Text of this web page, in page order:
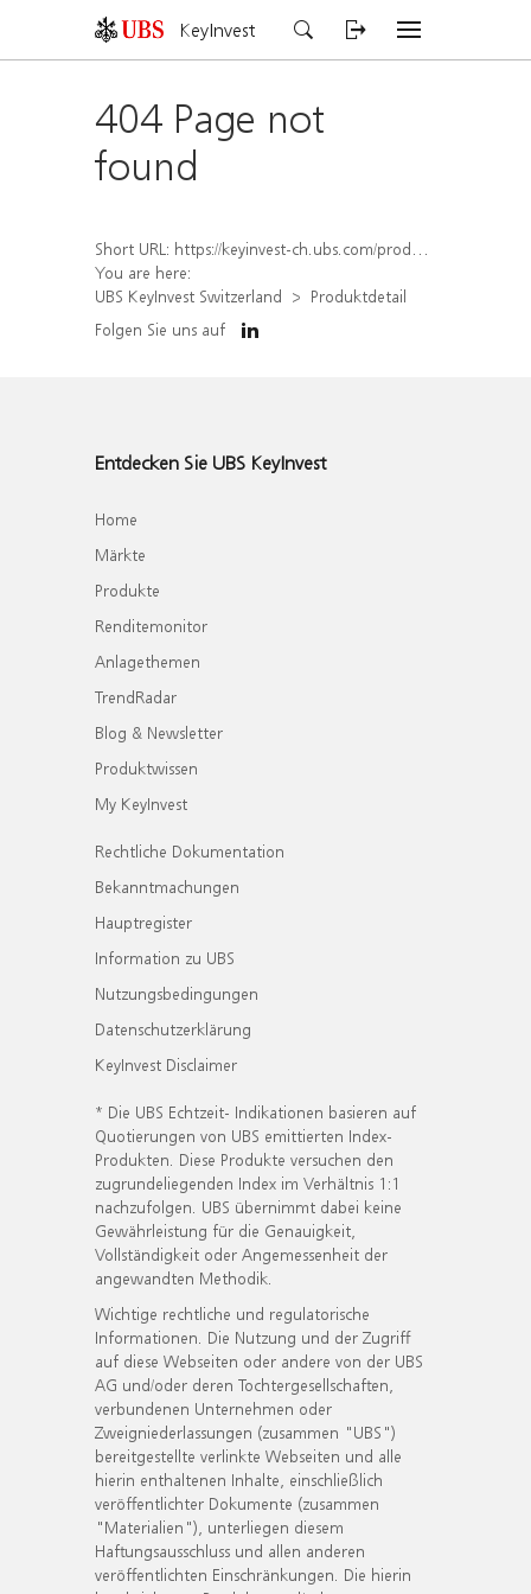
KeyInvest
404 Page not
found
Short URL: https://keyinvest-ch.ubs.com/produkt/detail/index/isin/CH1570531462
You are here:
UBS KeyInvest Switzerland
Produktdetail
Folgen Sie uns auf
Entdecken Sie UBS KeyInvest
Home
Märkte
Produkte
Renditemonitor
Anlagethemen
TrendRadar
Blog & Newsletter
Produktwissen
My KeyInvest
Rechtliche Dokumentation
Bekanntmachungen
Hauptregister
Information zu UBS
Nutzungsbedingungen
Datenschutzerklärung
KeyInvest Disclaimer
* Die UBS Echtzeit- Indikationen basieren auf
Quotierungen von UBS emittierten Index-
Produkten. Diese Produkte versuchen den
zugrundeliegenden Index im Verhältnis 1:1
nachzufolgen. UBS übernimmt dabei keine
Gewährleistung für die Genauigkeit,
Vollständigkeit oder Angemessenheit der
angewandten Methodik.
Wichtige rechtliche und regulatorische
Informationen. Die Nutzung und der Zugriff
auf diese Webseiten oder andere von der UBS
AG und/oder deren Tochtergesellschaften,
verbundenen Unternehmen oder
Zweigniederlassungen (zusammen "UBS")
bereitgestellte verlinkte Webseiten und alle
hierin enthaltenen Inhalte, einschließlich
veröffentlichter Dokumente (zusammen
"Materialien"), unterliegen diesem
Haftungsausschluss und allen anderen
veröffentlichten Einschränkungen. Die hierin